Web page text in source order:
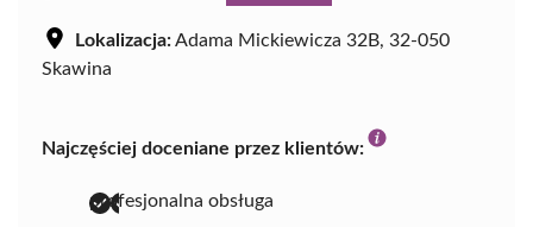
Lokalizacja:Adama Mickiewicza 32B, 32-050
Skawina
Najczęściej doceniane przez klientów:
profesjonalna obsługa